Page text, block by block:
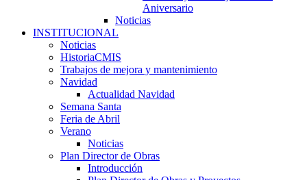
Aniversario
Noticias
INSTITUCIONAL
Noticias
HistoriaCMIS
Trabajos de mejora y mantenimiento
Navidad
Actualidad Navidad
Semana Santa
Feria de Abril
Verano
Noticias
Plan Director de Obras
Introducción